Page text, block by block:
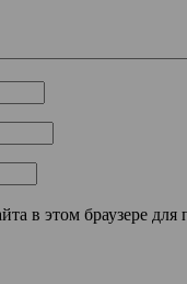
в этом браузере